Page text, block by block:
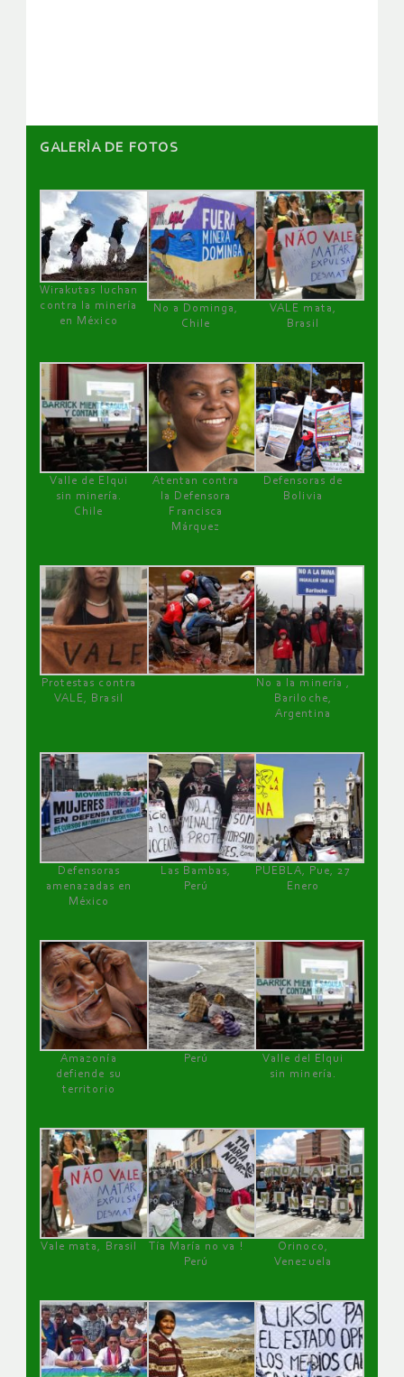
GALERÌA DE FOTOS
Wirakutas luchan
contra la minería
en México
No a Dominga,
Chile
VALE mata,
Brasil
Valle de Elqui
sin minería.
Chile
Atentan contra
la Defensora
Francisca
Márquez
Defensoras de
Bolivia
Protestas contra
VALE, Brasil
No a la minería ,
Bariloche,
Argentina
Defensoras
amenazadas en
México
Las Bambas,
Perú
PUEBLA, Pue, 27
Enero
Amazonía
defiende su
territorio
Perú
Valle del Elqui
sin minería.
Vale mata, Brasil
Tía María no va !
Perú
Orinoco,
Venezuela